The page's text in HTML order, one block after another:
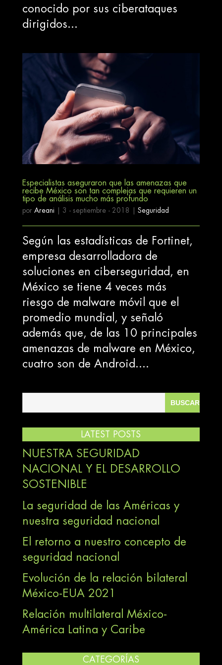
conocido por sus ciberataques
dirigidos...
Especialistas aseguraron que las amenazas que
recibe México son tan complejas que requieren un
tipo de análisis mucho más profundo
por Areani 3 - septiembre - 2018 Seguridad
Según las estadísticas de Fortinet,
empresa desarrolladora de
soluciones en ciberseguridad, en
México se tiene 4 veces más
riesgo de malware móvil que el
promedio mundial, y señaló
además que, de las 10 principales
amenazas de malware en México,
cuatro son de Android....
LATEST POSTS
NUESTRA SEGURIDAD
NACIONAL Y EL DESARROLLO
SOSTENIBLE
La seguridad de las Américas y
nuestra seguridad nacional
El retorno a nuestro concepto de
seguridad nacional
Evolución de la relación bilateral
México-EUA 2021
Relación multilateral México-
América Latina y Caribe
CATEGORÍAS